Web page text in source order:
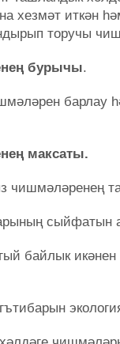
хезмәт иткән
торучы
бурычы.
барлау
максаты.
чишмәләренең
сыйфатын
байлык